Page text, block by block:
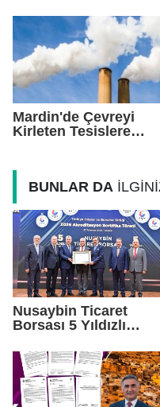
Geleceğimizi
Korumaktır"
Mardin'de Çevreyi
Kirleten Tesislere
BUNLAR DA
Nusaybin Ticaret
Borsası 5 Yıldızlı
Yeniden Aldı